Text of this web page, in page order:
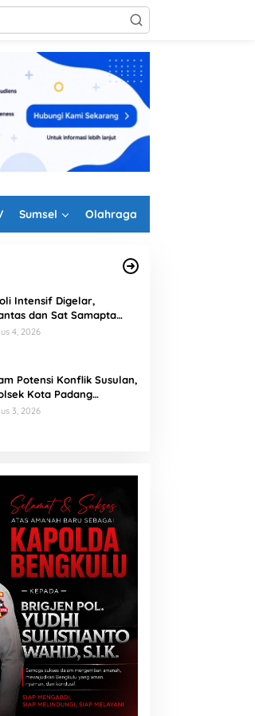
Sumsel Olahraga
Intensif Digelar,
dan Sat Samapta
Rejang Lebong
4, 2026
Potensi Konflik Susulan,
Kota Padang
Kediaman Korban
3, 2026